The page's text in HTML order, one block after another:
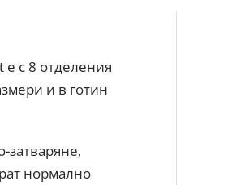
е с 8 отделения
и в готин
затваряне,
нормално